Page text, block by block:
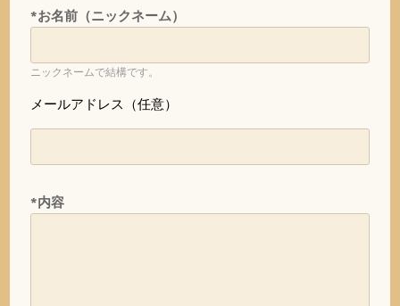
*お名前（ニックネーム）
ニックネームで結構です。
メールアドレス（任意）
*内容